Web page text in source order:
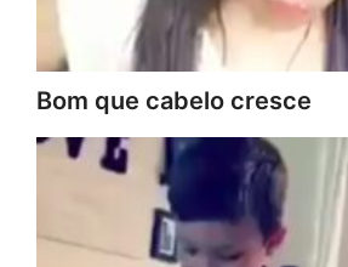
Bom que cabelo cresce